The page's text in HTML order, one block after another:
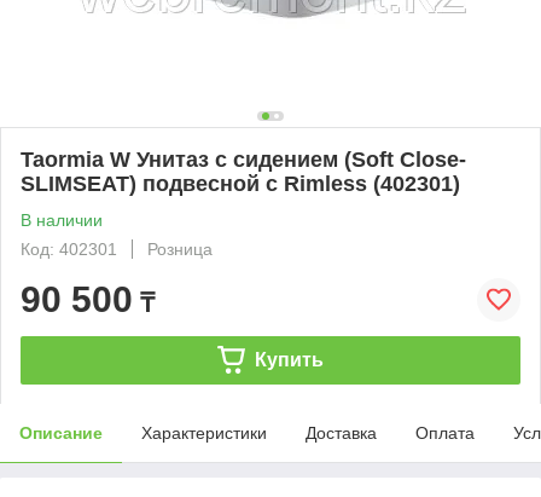
Taormia W Унитаз с сидением (Soft Close-
SLIMSEAT) подвесной с Rimless (402301)
В наличии
Код: 402301
Розница
90 500 ₸
Купить
Описание Характеристики Доставка Оплата